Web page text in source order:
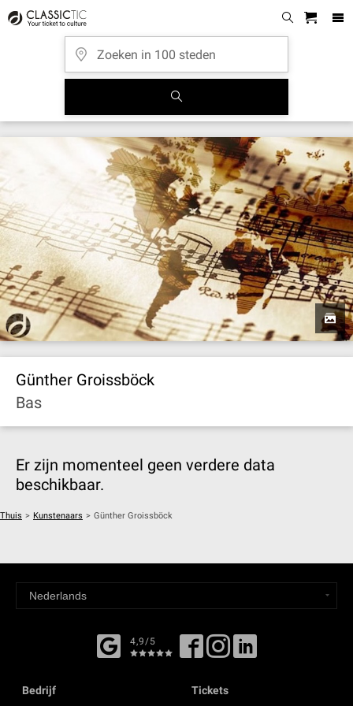
Günther Groissböck
Bas
Er zijn momenteel geen verdere data
beschikbaar.
Thuis > Kunstenaars > Günther Groissböck
4,9/5
Bedrijf Tickets